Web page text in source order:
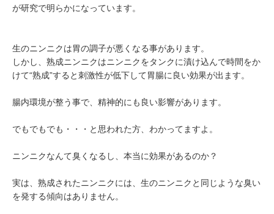
が研究で明らかになっています。
生のニンニクは胃の調子が悪くなる事があります。
しかし、熟成ニンニクはニンニクをタンクに漬け込んで時間をか
けて“熟成”すると刺激性が低下して胃腸に良い効果が出ます。
腸内環境が整う事で、精神的にも良い影響があります。
でもでもでも・・・と思われた方、わかってますよ。
ニンニクなんて臭くなるし、本当に効果があるのか？
実は、熟成されたニンニクには、生のニンニクと同じような臭い
を発する傾向はありません。